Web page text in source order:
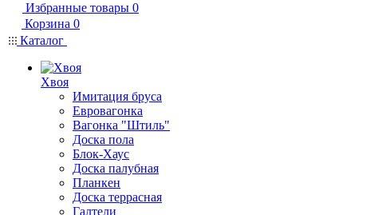
Избранные товары 0
Корзина 0
Каталог
Хвоя
Имитация бруса
Евровагонка
Вагонка "Штиль"
Доска пола
Блок-Хаус
Доска палубная
Планкен
Доска террасная
Галтели